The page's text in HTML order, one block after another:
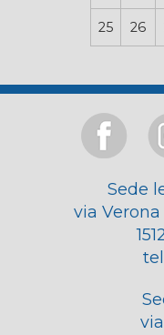
25 26
Sede
via Verona